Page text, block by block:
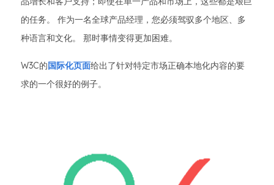
的任务。 作为一名全球产品经理，您必须驾驭多个地区、多
种语言和文化。 那时事情变得更加困难。
W3C的国际化页面给出了针对特定市场正确本地化内容的要
求的一个很好的例子。